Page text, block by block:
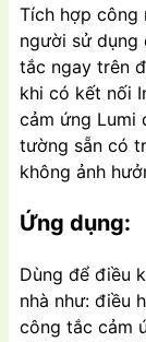
Tích hợp công
người sử
tắc ngay trên
khi có kết nối
cảm ứng Lumi
tường sẵn có
không ảnh
Ứng dụng:
Dùng để điều
nhà như: điều
công tắc cảm